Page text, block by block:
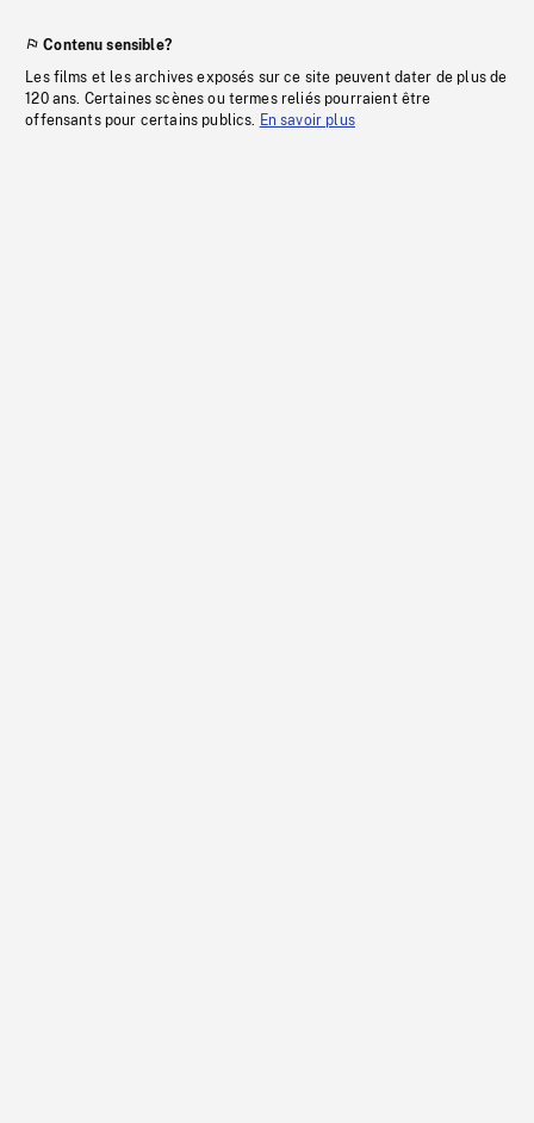
Contenu sensible?
Les films et les archives exposés sur ce site peuvent dater de plus de
120 ans. Certaines scènes ou termes reliés pourraient être
offensants pour certains publics. En savoir plus